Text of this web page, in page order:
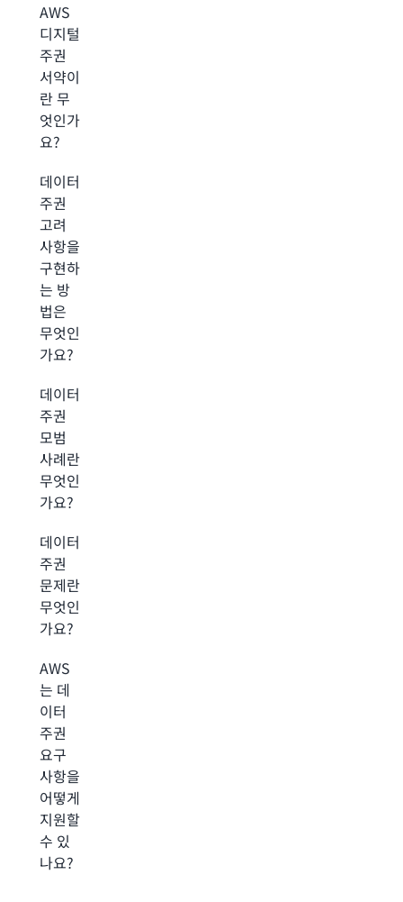
AWS
디지털
주권
서약이
란 무
엇인가
요?
데이터
주권
고려
사항을
구현하
는 방
법은
무엇인
가요?
데이터
주권
모범
사례란
무엇인
가요?
데이터
주권
문제란
무엇인
가요?
AWS
는 데
이터
주권
요구
사항을
어떻게
지원할
수 있
나요?